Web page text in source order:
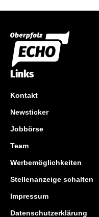
Links
Kontakt
Newsticker
Jobbörse
Team
Werbemöglichkeiten
Stellenanzeige schalten
Impressum
Datenschutzerklärung